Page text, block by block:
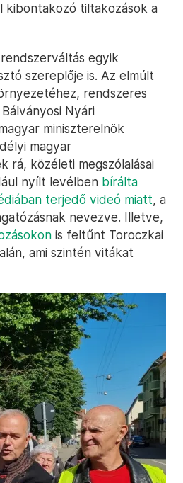
tiltakozások a
egyik
szereplője is. Az elmúlt
rendszeres
Nyári
miniszterelnök
magyar
rá, közéleti megszólalásai
nyílt levélben bírálta
terjedő videó miatt, a
nevezve. Illetve,
is feltűnt Toroczkai
ami szintén vitákat